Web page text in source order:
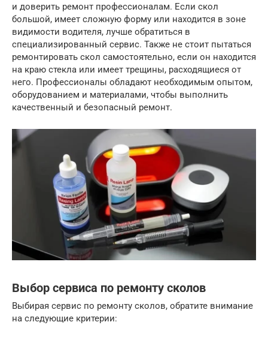
и доверить ремонт профессионалам. Если скол
большой, имеет сложную форму или находится в зоне
видимости водителя, лучше обратиться в
специализированный сервис. Также не стоит пытаться
ремонтировать скол самостоятельно, если он находится
на краю стекла или имеет трещины, расходящиеся от
него. Профессионалы обладают необходимым опытом,
оборудованием и материалами, чтобы выполнить
качественный и безопасный ремонт.
Выбор сервиса по ремонту сколов
Выбирая сервис по ремонту сколов, обратите внимание
на следующие критерии: